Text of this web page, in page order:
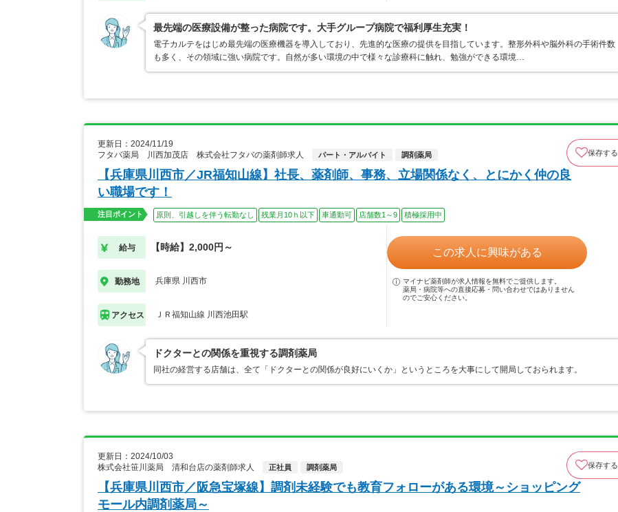
最先端の医療設備が整った病院です。大手グループ病院で福利厚生充実！
電子カルテをはじめ最先端の医療機器を導入しており、先進的な医療の提供を目指しています。整形外科や脳外科の手術件数
も多く、その領域に強い病院です。自然が多い環境の中で様々な診療科に触れ、勉強ができる環境…
更新日：2024/11/19
フタバ薬局 川西加茂店 株式会社フタバの薬剤師求人
パート・アルバイト 調剤薬局 保存する
【兵庫県川西市／JR福知山線】社長、薬剤師、事務、立場関係なく、とにかく仲の良
い職場です！
注目ポイント 原則、引越しを伴う転勤なし 残業月10ｈ以下 車通勤可 店舗数1～9 積極採用中
給与 【時給】2,000円～
勤務地 兵庫県 川西市
アクセス ＪＲ福知山線 川西池田駅
この求人に興味がある
マイナビ薬剤師が求人情報を無料でご提供します。
薬局・病院等への直接応募・問い合わせではありません
のでご安心ください。
ドクターとの関係を重視する調剤薬局
同社の経営する店舗は、全て「ドクターとの関係が良好にいくか」というところを大事にして開局しておられます。
更新日：2024/10/03
株式会社笹川薬局 清和台店の薬剤師求人
正社員 調剤薬局 保存する
【兵庫県川西市／阪急宝塚線】調剤未経験でも教育フォローがある環境～ショッピング
モール内調剤薬局～